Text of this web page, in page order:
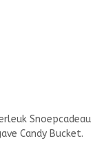
Snoepcadeau
Candy Bucket.